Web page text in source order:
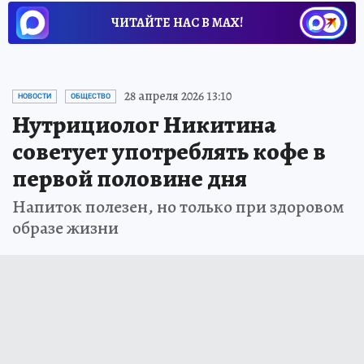
ЧИТАЙТЕ НАС В МАХ!
НОВОСТИ ОБЩЕСТВО 28 апреля 2026 13:10
Нутрициолог Никитина
советует употреблять кофе в
первой половине дня
Напиток полезен, но только при здоровом
образе жизни